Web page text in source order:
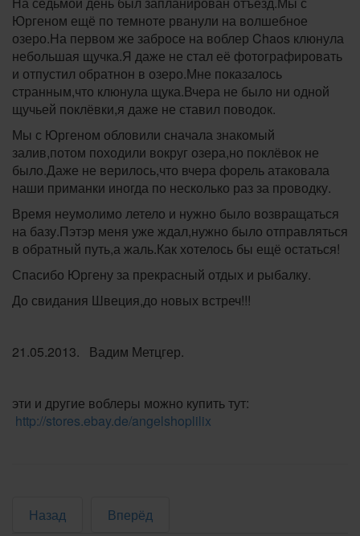
Юргеном ещё по темноте рванули на волшебное
озеро.На первом же забросе на воблер Chaos клюнула
небольшая щучка.Я даже не стал её фотографировать
и отпустил обратнон в озеро.Мне показалось
странным,что клюнула щука.Вчера не было ни одной
щучьей поклёвки,я даже не ставил поводок.
Мы с Юргеном обловили сначала знакомый
залив,потом походили вокруг озера,но поклёвок не
было.Даже не верилось,что вчера форель атаковала
наши приманки иногда по несколько раз за проводку.
Время неумолимо летело и нужно было возвращаться
на базу.Пэтэр меня уже ждал,нужно было отправляться
в обратный путь,а жаль.Как хотелось бы ещё остаться!
Спасибо Юргену за прекрасный отдых и рыбалку.
До свидания Швеция,до новых встреч!!!
21.05.2013. Вадим Метцгер.
эти и другие воблеры можно купить тут:
http://stores.ebay.de/angelshoplilix
Назад
Вперёд